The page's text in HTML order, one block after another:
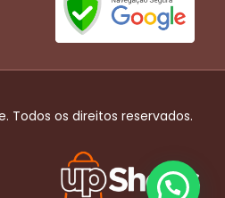
Todos os direitos reservados.